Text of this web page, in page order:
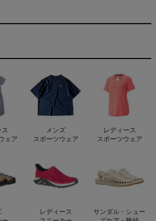
ェア
メンズ
スポーツウェア
レディース
スポーツウェア
レディース
サンダル・シュー